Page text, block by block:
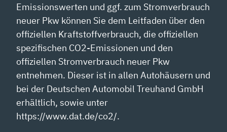
Emissionswerten und ggf. zum Stromverbrauch
neuer Pkw können Sie dem Leitfaden über den
offiziellen Kraftstoffverbrauch, die offiziellen
spezifischen CO2-Emissionen und den
offiziellen Stromverbrauch neuer Pkw
entnehmen. Dieser ist in allen Autohäusern und
bei der Deutschen Automobil Treuhand GmbH
erhältlich, sowie unter
https://www.dat.de/co2/.